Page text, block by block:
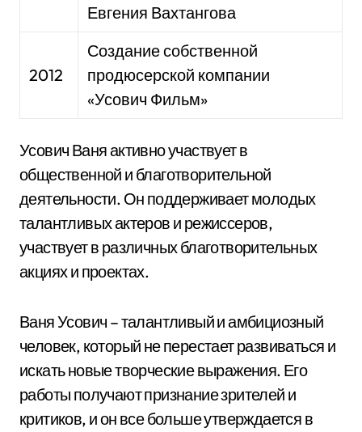
Евгения Вахтангова
2012
Создание собственной
продюсерской компании
«Усович Фильм»
Усович Ваня активно участвует в
общественной и благотворительной
деятельности. Он поддерживает молодых
талантливых актеров и режиссеров,
участвует в различных благотворительных
акциях и проектах.
Ваня Усович – талантливый и амбициозный
человек, который не перестает развиваться и
искать новые творческие выражения. Его
работы получают признание зрителей и
критиков, и он все больше утверждается в